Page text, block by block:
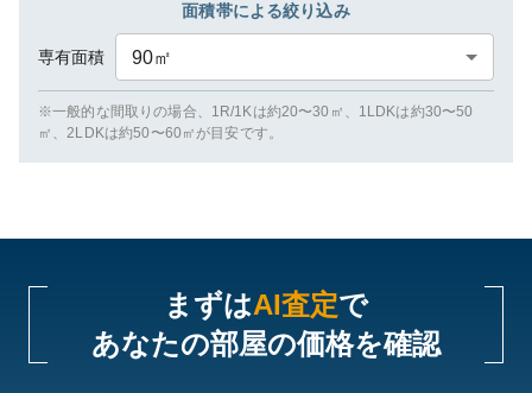
面積帯による絞り込み
専有面積 90㎡
※一般的な間取りの場合、1R/1Kは約20〜30㎡、1LDKは約30〜50
㎡、2LDKは約50〜60㎡が目安です。
まずはAI査定で
あなたの部屋の価格を確認